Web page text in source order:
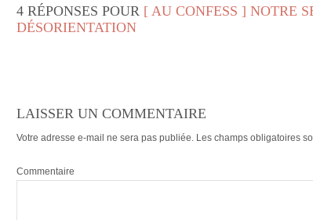
4 RÉPONSES POUR [ AU CONFESS ] NOTRE
DÉSORIENTATION
LAISSER UN COMMENTAIRE
Votre adresse e-mail ne sera pas publiée. Les champs obligatoires
Commentaire